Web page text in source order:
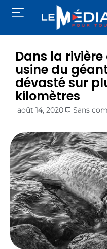
Dans la rivière
usine du
dévasté sur
kilomètres
août 14, 2020 Sans